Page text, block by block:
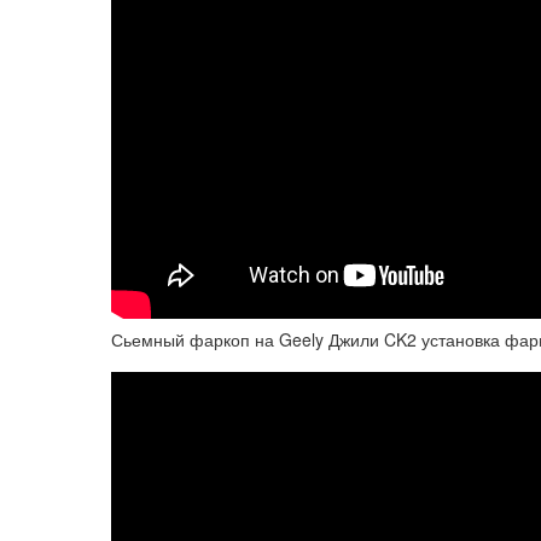
Сьемный фаркоп на Geely Джили CK2 установка